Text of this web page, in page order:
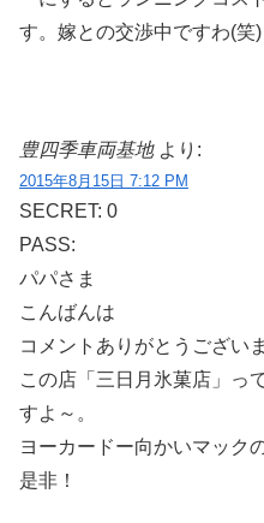
す。嫁との交渉中ですわ(笑)
豊四季車両基地 より:
2015年8月15日 7:12 PM
SECRET: 0
PASS:
パパさま
こんばんは
コメントありがとうござい
この店「三日月氷菓店」っ
すよ～。
ヨーカードー向かいマック
是非！